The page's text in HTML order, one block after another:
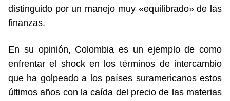
distinguido por un manejo muy «equilibrado» de las
finanzas.
En su opinión, Colombia es un ejemplo de como
enfrentar el shock en los términos de intercambio
que ha golpeado a los países suramericanos estos
últimos años con la caída del precio de las materias